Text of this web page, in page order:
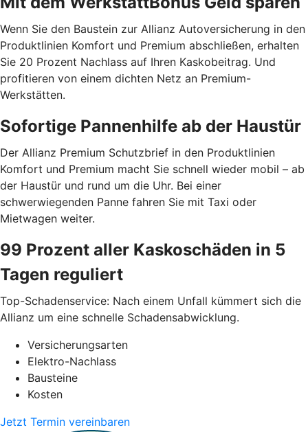
Wenn Sie den Baustein zur Allianz Autoversicherung in den
Produktlinien Komfort und Premium abschließen, erhalten
Sie 20 Prozent Nachlass auf Ihren Kaskobeitrag. Und
profitieren von einem dichten Netz an Premium-
Werkstätten.
Sofortige Pannenhilfe ab der Haustür
Der Allianz Premium Schutzbrief in den Produktlinien
Komfort und Premium macht Sie schnell wieder mobil – ab
der Haustür und rund um die Uhr. Bei einer
schwerwiegenden Panne fahren Sie mit Taxi oder
Mietwagen weiter.
99 Prozent aller Kaskoschäden in 5
Tagen reguliert
Top-Schadenservice: Nach einem Unfall kümmert sich die
Allianz um eine schnelle Schadensabwicklung.
Versicherungsarten
Elektro-Nachlass
Bausteine
Kosten
Jetzt Termin vereinbaren